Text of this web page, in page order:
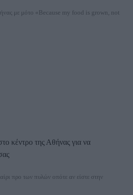
με μότο «Because my food is grown, not
κέντρο της Αθήνας για να
προ των πυλών οπότε αν είστε στην